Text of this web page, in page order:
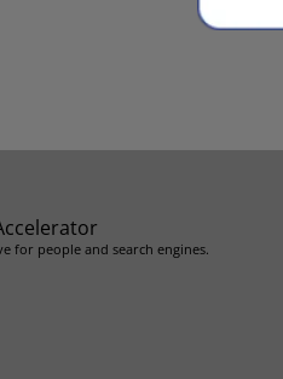
for people and search engines.